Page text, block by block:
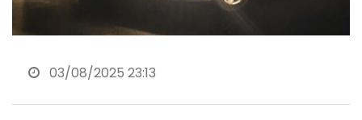
03/08/2025 23:13